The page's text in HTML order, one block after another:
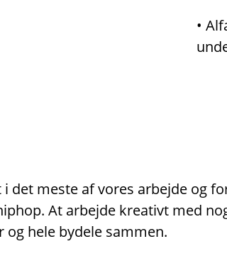
•
meste af vores arbejde og
At arbejde kreativt med
hele bydele sammen.